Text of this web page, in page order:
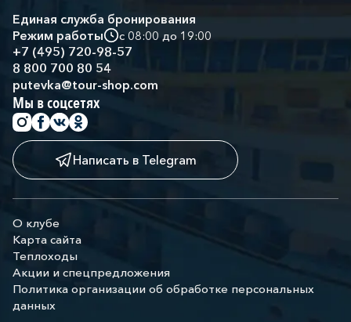
Единая служба бронирования
Режим работы
с 08:00 до 19:00
+7 (495) 720-98-57
8 800 700 80 54
putevka@tour-shop.com
Мы в соцсетях
Написать в Telegram
О клубе
Карта сайта
Теплоходы
Акции и спецпредложения
Политика организации об обработке персональных
данных